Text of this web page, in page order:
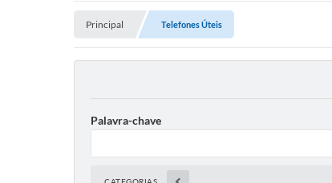
Principal Telefones Úteis
Palavra-chave